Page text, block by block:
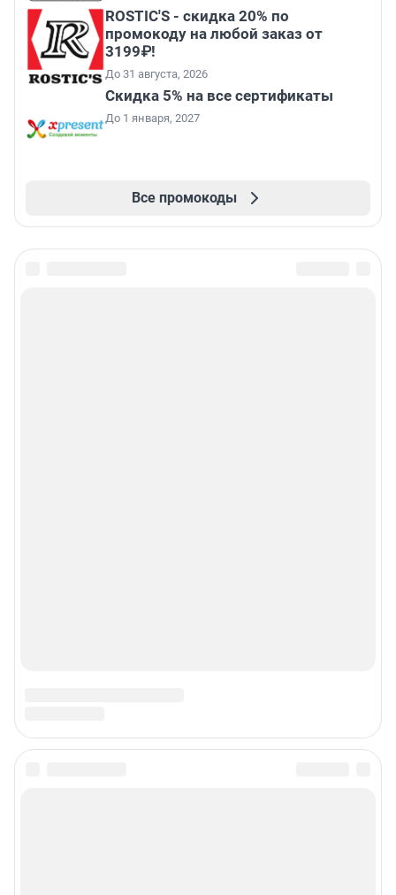
ROSTIC'S - скидка 20% по
промокоду на любой заказ от
3199₽!
До 31 августа, 2026
Скидка 5% на все сертификаты
До 1 января, 2027
Все промокоды